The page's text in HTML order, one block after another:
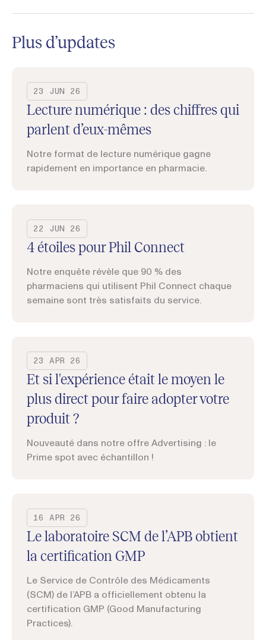
Plus d’updates
23 JUN 26
Lecture numérique : des chiffres qui
parlent d’eux-mêmes
Notre format de lecture numérique gagne
rapidement en importance en pharmacie.
22 JUN 26
4 étoiles pour Phil Connect
Notre enquête révèle que 90 % des
pharmaciens qui utilisent Phil Connect chaque
semaine sont très satisfaits du service.
23 APR 26
Et si l'expérience était le moyen le
plus direct pour faire adopter votre
produit ?
Nouveauté dans notre offre Advertising : le
Prime spot avec échantillon !
16 APR 26
Le laboratoire SCM de l’APB obtient
la certification GMP
Le Service de Contrôle des Médicaments
(SCM) de l’APB a officiellement obtenu la
certification GMP (Good Manufacturing
Practices).